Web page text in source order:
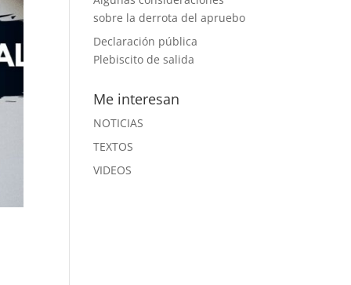
sobre la derrota del apruebo
Declaración pública
Plebiscito de salida
Me interesan
NOTICIAS
TEXTOS
VIDEOS